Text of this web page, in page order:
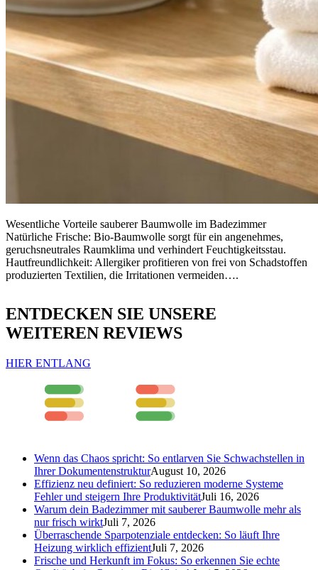
Wesentliche Vorteile sauberer Baumwolle im Badezimmer
Natürliche Frische: Bio-Baumwolle sorgt für ein angenehmes,
geruchsneutrales Raumklima und verhindert Feuchtigkeitsstau.
Hautfreundlichkeit: Allergiker profitieren von frei von Schadstoffen
produzierten Textilien, die Irritationen vermeiden….
ENTDECKEN SIE UNSERE
WEITEREN REVIEWS
HIER ENTLANG
Wenn das Chaos spricht: So entlarven Sie Schwachstellen in
Ihrer DokumentenstrukturAugust 10, 2026
Effizienz neu definiert: So reduzieren moderne Systeme
Fehler und steigern Ihre ProduktivitätJuli 16, 2026
Warum dein Badezimmer mit sauberer Baumwolle mehr als
nur frisch wirktJuli 7, 2026
Überraschende Sparpotenziale entdecken: So läuft Ihre
Heizung wirklich effizientJuli 7, 2026
Frische und Herkunft im Fokus: So erkennen Sie echte